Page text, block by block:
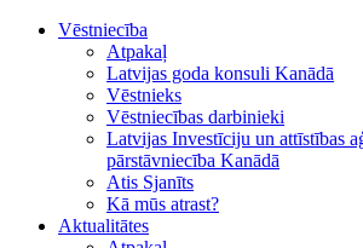
Vēstniecība
Atpakaļ
Latvijas goda konsuli Kanādā
Vēstnieks
Vēstniecības darbinieki
Latvijas Investīciju un attīstības
pārstāvniecība Kanādā
Atis Sjanīts
Kā mūs atrast?
Aktualitātes